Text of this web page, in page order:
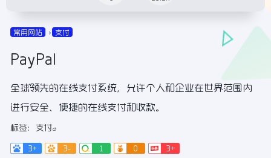
常用网站 支付
PayPal
全球领先的在线支付系统，允许个人和企业在世界范围内
进行安全、便捷的在线支付和收款。
标签： 支付
3+ 3- 1 0 3+